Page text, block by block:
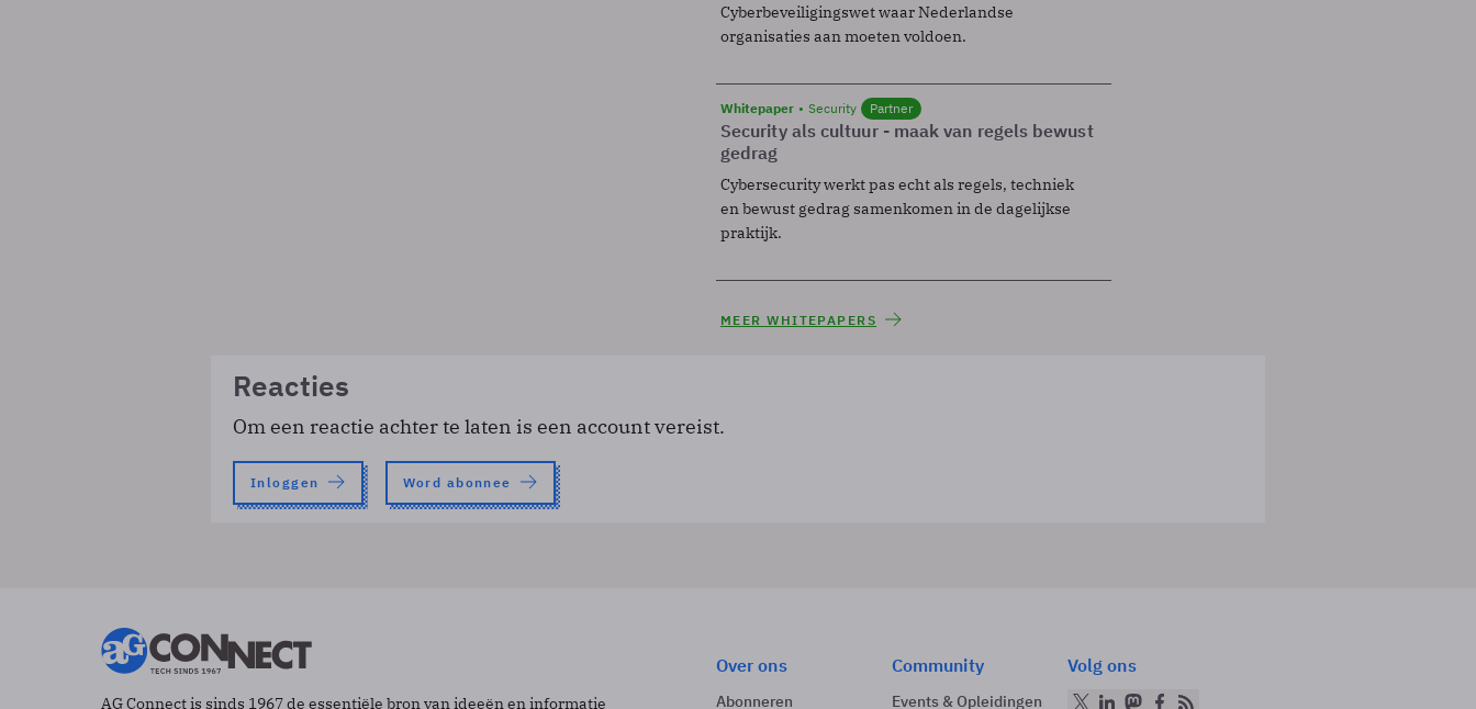
Cyberbeveiligingswet waar Nederlandse
organisaties aan moeten voldoen.
Whitepaper Security Partner
Security als cultuur - maak van regels bewust
gedrag
Cybersecurity werkt pas echt als regels, techniek
en bewust gedrag samenkomen in de dagelijkse
praktijk.
MEER WHITEPAPERS
Reacties
Om een reactie achter te laten is een account vereist.
Inloggen Word abonnee
AG Connect is sinds 1967 de essentiële bron van ideeën en informatie
Over ons
Abonneren
Community
Events & Opleidingen
Volg ons